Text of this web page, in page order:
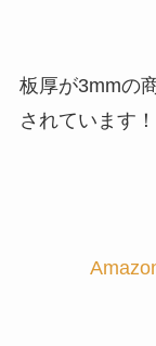
板厚が3mmの
されています！